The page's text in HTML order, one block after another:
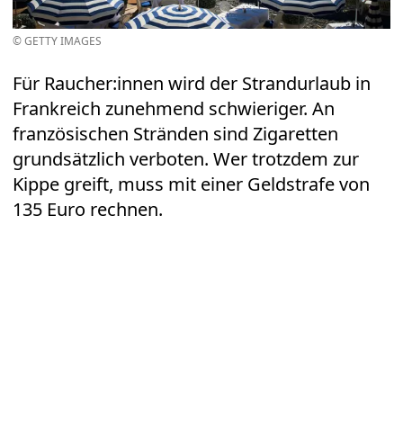
© GETTY IMAGES
Für Raucher:innen wird der Strandurlaub in
Frankreich zunehmend schwieriger. An
französischen Stränden sind Zigaretten
grundsätzlich verboten. Wer trotzdem zur
Kippe greift, muss mit einer Geldstrafe von
135 Euro rechnen.